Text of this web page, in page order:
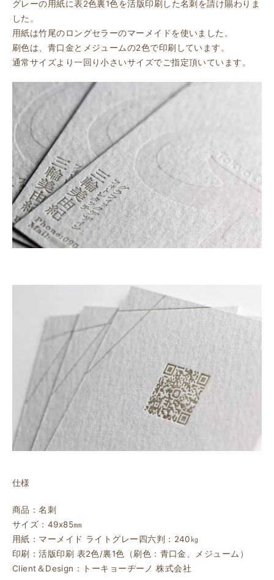
グレーの用紙に表2色裏1色を活版印刷した名刺を請け賜わりま
した。
用紙は竹尾のロングセラーのマーメイドを使いました。
刷色は、青口金とメジュームの2色で印刷しています。
通常サイズより一回り小さいサイズでご指定頂いています。
仕様
商品：名刺
サイズ：49ⅹ85㎜
用紙：マーメイド ライトグレー四六判：240㎏
印刷：活版印刷 表2色/裏1色（刷色：青口金、メジューム）
Client＆Design：トーキョーヂーノ 株式会社